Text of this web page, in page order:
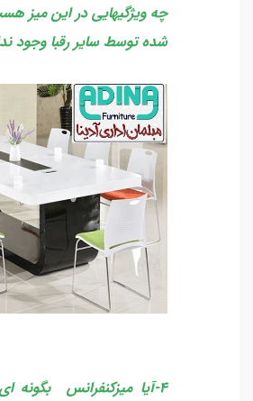
چه ویژگیهایی در این میز
شده توسط سایر رقبا وجود
4-آیا میزکنفرانس